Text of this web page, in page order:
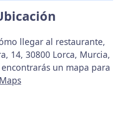
llegar al restaurante,
14, 30800 Lorca, Murcia,
un mapa para